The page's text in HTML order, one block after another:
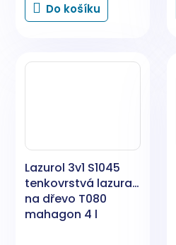
Do košíku
Lazurol 3v1 S1045
tenkovrstvá lazura
na dřevo T080
mahagon 4 l